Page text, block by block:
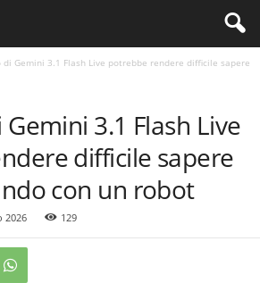
Gemini 3.1 Flash Live potrebbe rendere difficile sapere
3.1 Flash Live
difficile sapere
con un robot
2026 129